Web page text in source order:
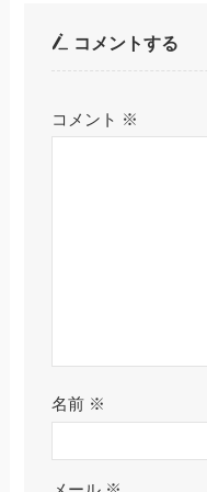
コメントする
コメント ※
名前 ※